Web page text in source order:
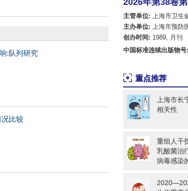
美国乌利希国际期刊
英国国际农业与生
英国全
日本科
欧洲学
世界卫生组织西
:队列研究
比较
2026年第38卷
主管单位: 上海市卫生
主办单位: 上海市预防
创办时间: 1989, 月刊
中国标准连续出版物号:
重点推荐
上海市长
相关性
重组人干
乳酸菌治
病毒感染